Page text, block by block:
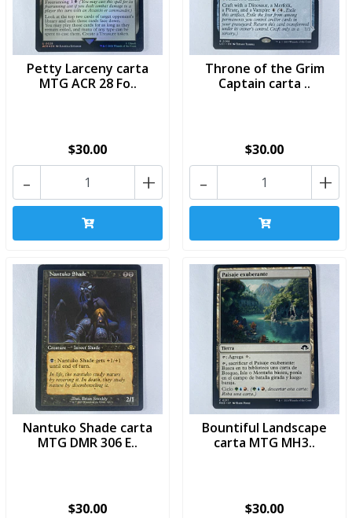
Petty Larceny carta
MTG ACR 28 Fo..
$30.00
+
-
Throne of the Grim
Captain carta ..
$30.00
+
-
Nantuko Shade carta
MTG DMR 306 E..
$30.00
Bountiful Landscape
carta MTG MH3..
$30.00